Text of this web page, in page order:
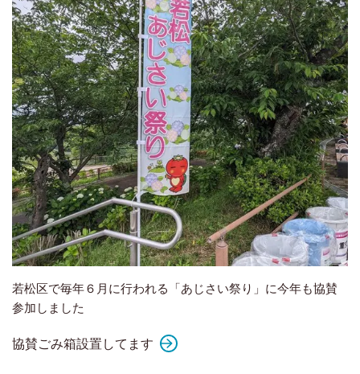
若松区で毎年６月に行われる「あじさい祭り」に今年も協賛
参加しました
協賛ごみ箱設置してます